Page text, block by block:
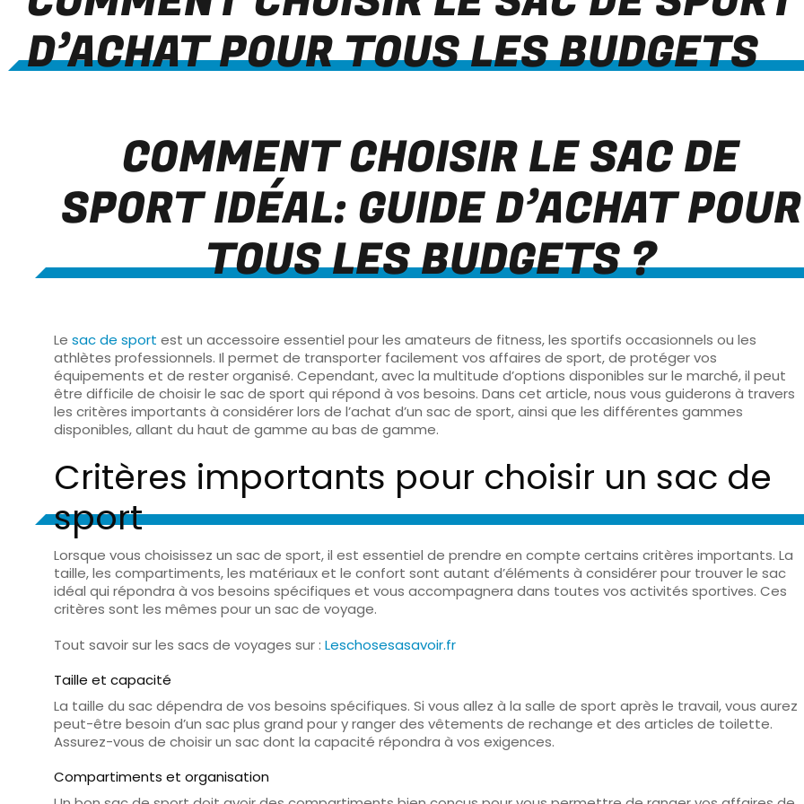
D’ACHAT POUR TOUS LES BUDGETS
COMMENT CHOISIR LE SAC DE
SPORT IDÉAL: GUIDE D’ACHAT POUR
TOUS LES BUDGETS ?
Le sac de sport est un accessoire essentiel pour les amateurs de fitness, les sportifs occasionnels ou les
athlètes professionnels. Il permet de transporter facilement vos affaires de sport, de protéger vos
équipements et de rester organisé. Cependant, avec la multitude d’options disponibles sur le marché, il peut
être difficile de choisir le sac de sport qui répond à vos besoins. Dans cet article, nous vous guiderons à travers
les critères importants à considérer lors de l’achat d’un sac de sport, ainsi que les différentes gammes
disponibles, allant du haut de gamme au bas de gamme.
Critères importants pour choisir un sac de
sport
Lorsque vous choisissez un sac de sport, il est essentiel de prendre en compte certains critères importants. La
taille, les compartiments, les matériaux et le confort sont autant d’éléments à considérer pour trouver le sac
idéal qui répondra à vos besoins spécifiques et vous accompagnera dans toutes vos activités sportives. Ces
critères sont les mêmes pour un sac de voyage.
Tout savoir sur les sacs de voyages sur : Leschosesasavoir.fr
Taille et capacité
La taille du sac dépendra de vos besoins spécifiques. Si vous allez à la salle de sport après le travail, vous aurez
peut-être besoin d’un sac plus grand pour y ranger des vêtements de rechange et des articles de toilette.
Assurez-vous de choisir un sac dont la capacité répondra à vos exigences.
Compartiments et organisation